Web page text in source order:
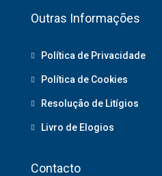
Outras Informações
Política de Privacidade
Política de Cookies
Resolução de Litígios
Livro de Elogios
Contacto